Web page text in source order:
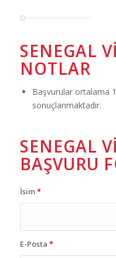
SENEGAL
NOTLAR
Başvurular ortalama
sonuçlanmaktadır.
SENEGAL
BAŞVURU
İsim*
E-Posta *